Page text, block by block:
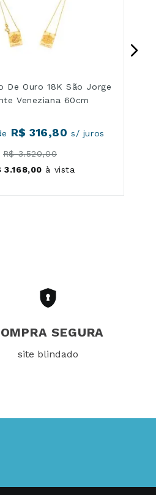
De Ouro 18K São Jorge
Veneziana 60cm
R$ 316,80 s/ juros
R$ 3.520,00
3.168,00 à vista
SEGURA
site blindado